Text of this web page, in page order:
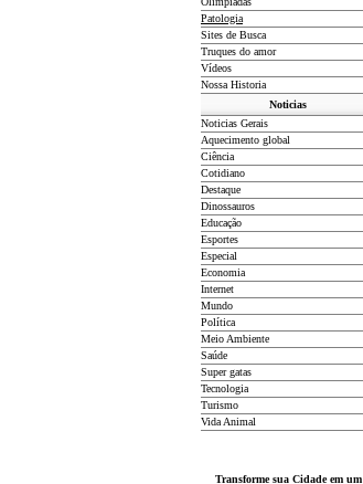
Patologia
Sites de Busca
Truques do amor
Vídeos
Nossa Historia
Noticias
Noticias Gerais
Aquecimento global
Ciência
Cotidiano
Destaque
Dinossauros
Educação
Esportes
Especial
Economia
Internet
Mundo
Política
Meio Ambiente
Saúde
Super gatas
Tecnologia
Turismo
Vida Animal
Transforme sua Cidade em um